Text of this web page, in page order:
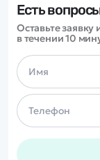
Есть
Оставьте
в течении 10